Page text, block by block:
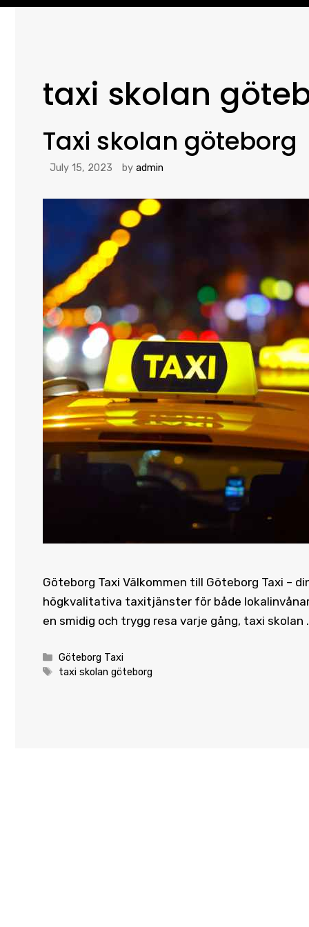
taxi skolan
Taxi skolan göteborg
July 15, 2023 by admin
Göteborg Taxi Välkommen till Göteborg Taxi –
högkvalitativa taxitjänster för både
en smidig och trygg resa varje gång, taxi skolan
Categories
Göteborg Taxi
Tags
taxi skolan göteborg